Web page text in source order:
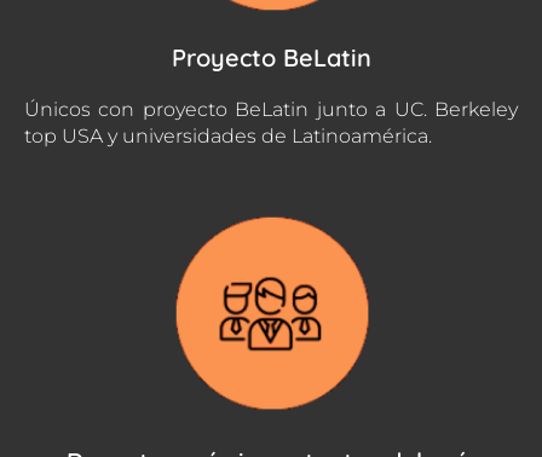
Proyecto BeLatin
Únicos con proyecto BeLatin junto a UC. Berkeley
top USA y universidades de Latinoamérica.